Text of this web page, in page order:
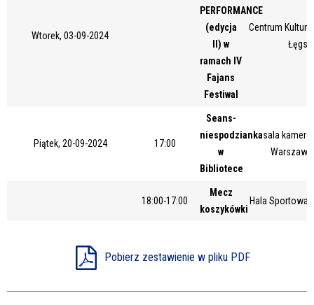
Wtorek, 03-09-2024
PERFORMANCE
(edycja
II) w
ramach IV
Fajans
Festiwal
Centrum Kultury
Piątek, 20-09-2024 17:00
Seans-
niespodzianka
w
Bibliotece
sala
18:00-17:00
Mecz
koszykówki
Hala Sportowa
Pobierz zestawienie w pliku PDF